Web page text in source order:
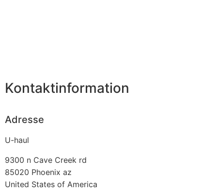
Kontaktinformation
Adresse
U-haul
9300 n Cave Creek rd
85020 Phoenix az
United States of America